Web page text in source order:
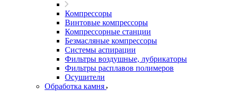
Компрессоры
Винтовые компрессоры
Компрессорные станции
Безмасляные компрессоры
Системы аспирации
Фильтры воздушные, лубрикаторы
Фильтры расплавов полимеров
Осушители
Обработка камня